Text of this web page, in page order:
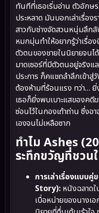
ทันทีที่เธอเริ่มอ่าน ตัวอักษ
ประหลาด มันบอกเล่าเรื่อ
สาวกับช่างจัดสวนหนุ่มลึก
หมกมุ่นทำให้อยากรู้ว่าเรื่อ
ตัวตนของชายในนิยายจน
มาดเซอร์ที่มีตัวตนอยู่จริง
ประการ ก็คแชถลำลึกเข้า
ต้องห้ามที่ร้อนแรง ทว่า… ยิ่
เธอก็ยิ่งพบเบาะแสของคดี
ซ่อนไว้ในกองเถ้าถ่าน ซึ่งอ
เองจนไม่เหลือซาก
ทำไม Ashes
ระทึกขวัญที่ชวน
การเล่าเรื่องแบบ
Story): หนังฉลาดใ
เบื่อหน่ายของนางเ